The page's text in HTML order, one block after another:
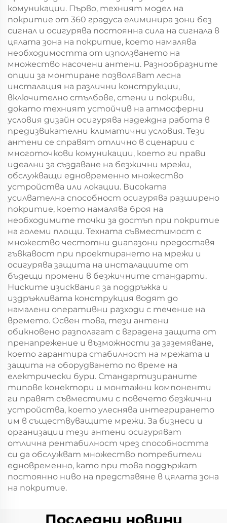
комуникации. Първо, техният модел на
покритие от 360 градуса елиминира зони без
сигнал и осигурява постоянна сила на сигнала в
цялата зона на покритие, което намалява
необходимостта от използването на
множество насочени антени. Разнообразните
опции за монтиране позволяват лесна
инсталация на различни конструкции,
включително стълбове, стени и покриви,
докато техният устойчив на атмосферни
условия дизайн осигурява надеждна работа в
предизвикателни климатични условия. Тези
антени се справят отлично в сценарии с
многоточкови комуникации, което ги прави
идеални за създаване на безжични мрежи,
обслужващи едновременно множество
устройства или локации. Високата
усилвателна способност осигурява разширено
покритие, което намалява броя на
необходимите точки за достъп при покритие
на големи площи. Техната съвместимост с
множество честотни диапазони предоставя
гъвкавост при проектирането на мрежи и
осигурява защита на инсталациите от
бъдещи промени в безжичните стандарти.
Ниските изисквания за поддръжка и
издръжливата конструкция водят до
намалени оперативни разходи с течение на
времето. Освен това, тези антени
обикновено разполагат с вградена защита от
пренапрежение и възможности за заземяване,
което гарантира стабилност на мрежата и
защита на оборудването по време на
електрически бури. Стандартизираните
типове конектори и монтажни компоненти
ги правят съвместими с повечето безжични
устройства, което улеснява интегрирането
им в съществуващите мрежи. За бизнеси и
организации тези антени осигуряват
отлична рентабилност чрез способността
си да обслужват множество потребители
едновременно, като при това поддържат
постоянно ниво на представяне в цялата зона
на покритие.
Последни новини